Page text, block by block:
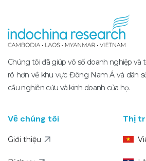
Chúng tôi đã giúp vô số doanh nghiệp và
rõ hơn về khu vực Đông Nam Á và dân
cầu nghiên cứu và kinh doanh của họ.
Về chúng tôi
Giới thiệu
Thị